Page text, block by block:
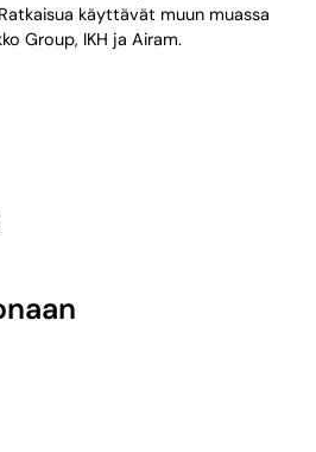
käyttävät muun muassa
Group, IKH ja Airam.